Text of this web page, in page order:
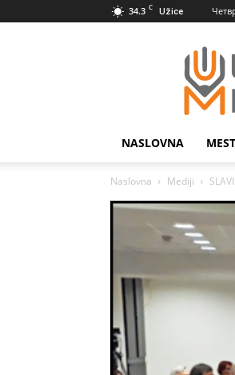
34.3 C Užice
NASLOVNA
Naslovna Mediji